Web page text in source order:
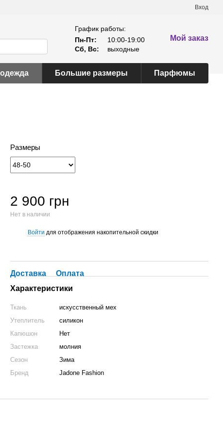
Вход
График работы:
Пн-Пт:
10:00-19:00
Сб, Вс:
выходные
Мой заказ
Большие размеры Парфюмы
Размеры
2 900 грн
Нет в наличии
Войти для отображения накопительной скидки
Доставка
Оплата
Характеристики
Ткань
искусственный мех
Утеплитель
силикон
Капюшон
Нет
Застежка
молния
Сезон
Зима
Бренд
Jadone Fashion